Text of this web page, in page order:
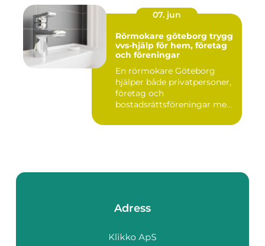
07. jun
Rörmokare göteborg trygg
vvs-hjälp för hem, företag
och föreningar
En rörmokare Göteborg
hjälper både privatpersoner,
företag och
bostadsrättsföreningar med
Adress